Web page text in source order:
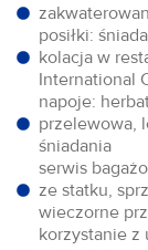
posiłki:
kolacja w
International
napoje:
przelewowa,
śniadania
serwis
ze statku,
wieczorne
korzystanie z